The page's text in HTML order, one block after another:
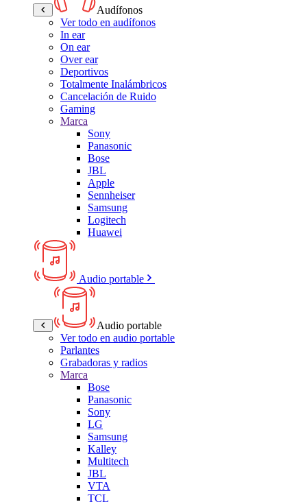
Audífonos
Ver todo en audífonos
In ear
On ear
Over ear
Deportivos
Totalmente Inalámbricos
Cancelación de Ruido
Gaming
Marca
Sony
Panasonic
Bose
JBL
Apple
Sennheiser
Samsung
Logitech
Huawei
Audio portable
Audio portable
Ver todo en audio portable
Parlantes
Grabadoras y radios
Marca
Bose
Panasonic
Sony
LG
Samsung
Kalley
Multitech
JBL
VTA
TCL